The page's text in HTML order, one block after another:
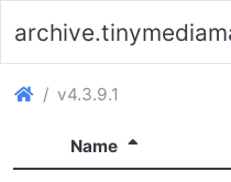
v4.3.9.1
Name